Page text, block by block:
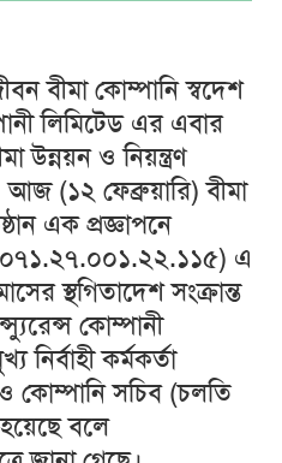
বীমা কোম্পানি স্বদেশ
লিমিটেড এর এবার
উন্নয়ন ও নিয়ন্ত্রণ
(১২ ফেব্রুয়ারি) বীমা
এক প্রজ্ঞাপনে
এ
স্থগিতাদেশ সংক্রান্ত
কোম্পানী
নির্বাহী কর্মকর্তা
ও কোম্পানি সচিব (চলতি
বলে